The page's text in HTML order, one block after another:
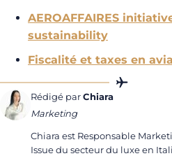
AEROAFFAIRES
sustainability
Fiscalité et taxes en
Rédigé parChiara
Marketing
Chiara est Responsable
Issue du secteur du luxe en